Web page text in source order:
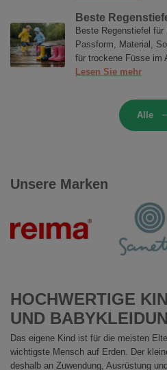
Beste
Beste Regenstiefel
Passform, Material,
für trockene Füsse im
Lesen Sie mehr
Alle
Unsere Marken
HOCHWERTIGE
UND
Das eigene Kind ist für die meisten
wichtigste Mensch auf Erden. Der
deshalb an Zuwendung, Ausrüstung